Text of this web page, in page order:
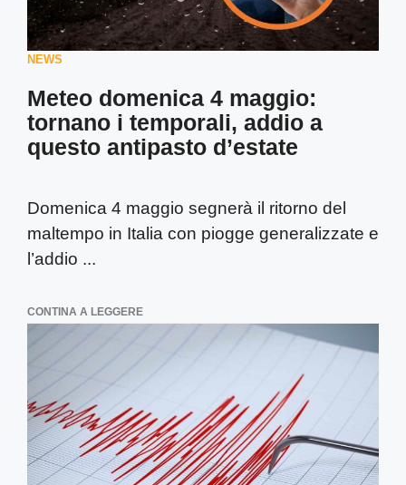
NEWS
Meteo domenica 4 maggio:
tornano i temporali, addio a
questo antipasto d’estate
Domenica 4 maggio segnerà il ritorno del
maltempo in Italia con piogge generalizzate e
l’addio ...
CONTINA A LEGGERE